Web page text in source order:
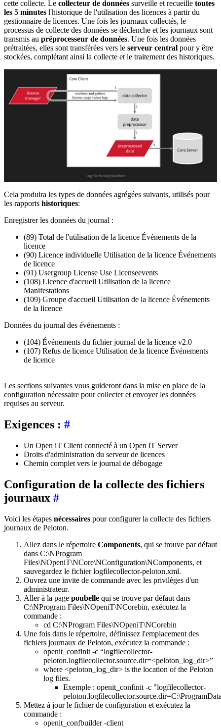
cette collecte. Le collecteur de données surveille et recueille toutes
les 5 minutes l'historique de l'utilisation des licences à partir du
gestionnaire de licences. Une fois les journaux collectés, le
processus de collecte des données se déclenche et les journaux sont
transmis au préprocesseur de données. Une fois les données
prétraitées, elles sont transférées vers le serveur central pour y être
stockées, complétant ainsi la collecte et le traitement des historiques.
Cela produira les types de données agrégées suivants, utilisés pour
les rapports historiques:
Enregistrer les données du journal :
(89) Total de l'utilisation de la licence Événements de la
licence
(90) Licence individuelle Utilisation de la licence Événements
de licence
(91) Usergroup License Use Licenseevents
(108) Licence d'accueil Utilisation de la licence
Manifestations
(109) Groupe d'accueil Utilisation de la licence Événements
de la licence
Données du journal des événements :
(104) Événements du fichier journal de la licence v2.0
(107) Refus de licence Utilisation de la licence Événements
de licence
Les sections suivantes vous guideront dans la mise en place de la
configuration nécessaire pour collecter et envoyer les données
requises au serveur.
Exigences : #
Un Open iT Client connecté à un Open iT Server
Droits d'administration du serveur de licences
Chemin complet vers le journal de débogage
Configuration de la collecte des fichiers
journaux #
Voici les étapes nécessaires pour configurer la collecte des fichiers
journaux de Peloton.
Allez dans le répertoire Components, qui se trouve par défaut
dans C:\NProgram
Files\NOpeniT\NCore\NConfiguration\NComponents, et
sauvegardez le fichier logfilecollector-peloton.xml.
Ouvrez une invite de commande avec les privilèges d'un
administrateur.
Aller à la page poubelle qui se trouve par défaut dans
C:\NProgram Files\NOpeniT\NCorebin, exécutez la
commande :
cd C:\NProgram Files\NOpeniT\NCorebin
Une fois dans le répertoire, définissez l'emplacement des
fichiers journaux de Peloton, exécutez la commande :
openit_confinit -c “logfilecollector-
peloton.logfilecollector.source.dir=<peloton_log_dir>”
where <peloton_log_dir> is the location of the Peloton
log files.
Exemple : openit_confinit -c "logfilecollector-
Mettez à jour le fichier de configuration et exécutez la
commande :
openit_confbuilder -client